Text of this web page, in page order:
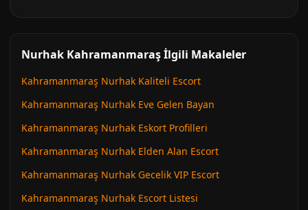
Nurhak Kahramanmaraş İlgili Makaleler
Kahramanmaraş Nurhak Kaliteli Escort
Kahramanmaraş Nurhak Eve Gelen Bayan
Kahramanmaraş Nurhak Eskort Profilleri
Kahramanmaraş Nurhak Elden Alan Escort
Kahramanmaraş Nurhak Gecelik VIP Escort
Kahramanmaraş Nurhak Escort Listesi